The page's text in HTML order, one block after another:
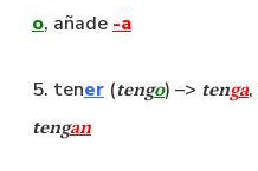
o, añade -a
5. tener(tengo) –> tenga,
tengan